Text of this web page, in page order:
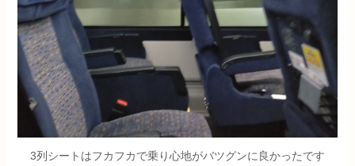
3列シートはフカフカで乗り心地がバツグンに良かったです